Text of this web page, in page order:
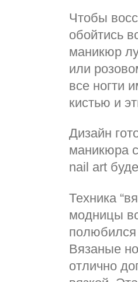
Чтобы
обойтись
маникюр
или
все ногти
кистью и
Дизайн
маникюра
nail art
Техника
модницы
полюбился
Вязаные
отлично